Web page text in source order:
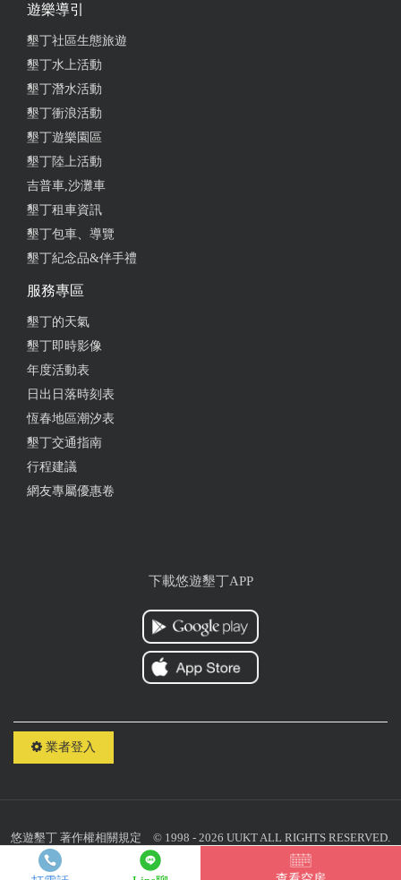
點也離恆春鎮上很近，全部都很讚，只是比較可惜的
是廚房動線不好在外面要進進出出拿冰箱東西，蚊子
容易跑進來，但整理舒適度很棒，是來恆春都會一直
想要住的民宿～
很適合親子聚會，大人小孩都有的玩，環境也很棒！
家庭聚會。
分享一下第一次包棟的家族旅遊經驗 做了很多功課，
好，離恆春市區7分鐘 美式瓦斯烤肉爐 廚具碗盤刀具
都有，連精油蚊香都有，真的是很方便 家裡成員越來
越多，要滿足大家的需求不容易，但是這個地方能滿
足老中青三代，真的是很理想，明年肯定還要再來！
唯一可以給建議的，就是泳池旁的地板可以加上防
也很乾淨，房間也是很乾淨，可以烤肉又有歌可以
唱，完全就是家的感覺，會想下次再來玩的想法，也
遊樂導引
墾丁社區生態旅遊
墾丁水上活動
墾丁潛水活動
墾丁衝浪活動
墾丁遊樂園區
墾丁陸上活動
吉普車,沙灘車
墾丁租車資訊
墾丁包車、導覽
墾丁紀念品&伴手禮
服務專區
墾丁的天氣
墾丁即時影像
年度活動表
日出日落時刻表
恆春地區潮汐表
墾丁交通指南
行程建議
網友專屬優惠卷
下載悠遊墾丁APP
業者登入
悠遊墾丁 著作權相關規定 © 1998 - 2026 UUKT ALL RIGHTS RESERVED.
uuktsir@gmail.com 統一編號：10818059